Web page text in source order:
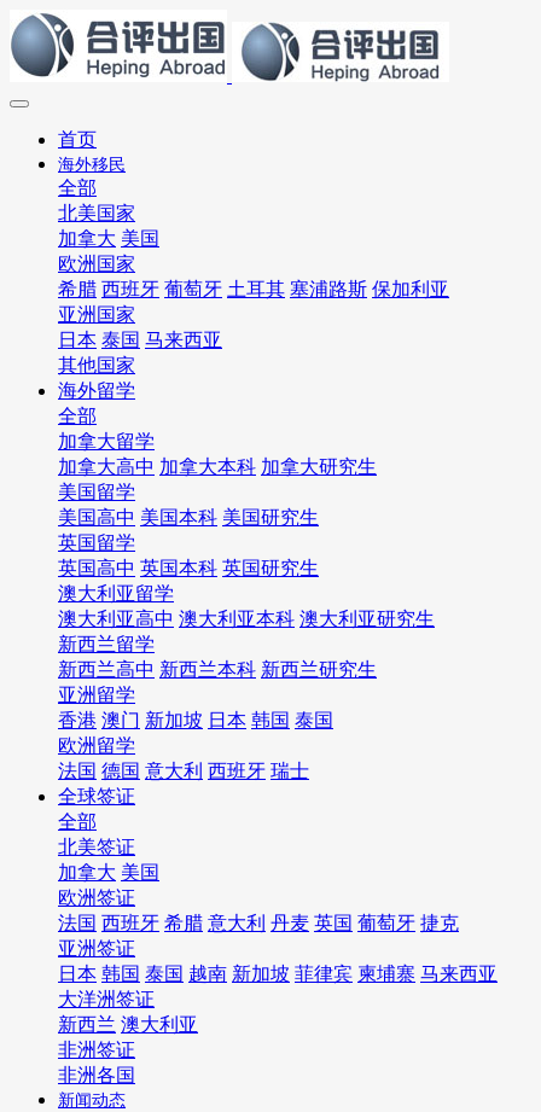
首页
海外移民
全部
北美国家
加拿大 美国
欧洲国家
希腊 西班牙 葡萄牙 土耳其 塞浦路斯 保加利亚
亚洲国家
日本 泰国 马来西亚
其他国家
海外留学
全部
加拿大留学
加拿大高中 加拿大本科 加拿大研究生
美国留学
美国高中 美国本科 美国研究生
英国留学
英国高中 英国本科 英国研究生
澳大利亚留学
澳大利亚高中 澳大利亚本科 澳大利亚研究生
新西兰留学
新西兰高中 新西兰本科 新西兰研究生
亚洲留学
香港 澳门 新加坡 日本 韩国 泰国
欧洲留学
法国 德国 意大利 西班牙 瑞士
全球签证
全部
北美签证
加拿大 美国
欧洲签证
法国 西班牙 希腊 意大利 丹麦 英国 葡萄牙 捷克
亚洲签证
日本 韩国 泰国 越南 新加坡 菲律宾 柬埔寨 马来西亚
大洋洲签证
新西兰 澳大利亚
非洲签证
非洲各国
新闻动态